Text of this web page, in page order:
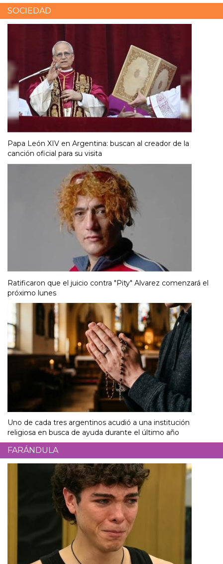
SOCIEDAD
Papa León XIV en Argentina: buscan al creador de la
canción oficial para su visita
Ratificaron que el juicio contra "Pity" Alvarez comenzará el
próximo lunes
Uno de cada tres argentinos acudió a una institución
religiosa en busca de ayuda durante el último año
FARÁNDULA